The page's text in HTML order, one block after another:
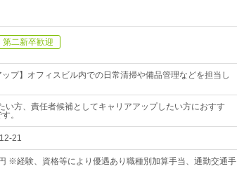
第二新卒歓迎
プ】オフィスビル内での日常清掃や備品管理などを担当し
い方、責任者候補としてキャリアアップしたい方におすす
。
21
※経験、資格等により優遇あり職種別加算手当、通勤交通手